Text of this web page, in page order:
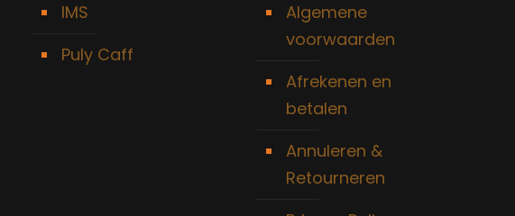
IMS
Puly Caff
Algemene
voorwaarden
Afrekenen en
betalen
Annuleren &
Retourneren